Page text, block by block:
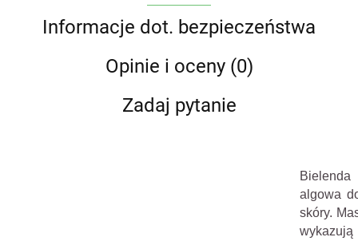
Informacje dot. bezpieczeństwa
Opinie i oceny (0)
Zadaj pytanie
Bielenda
algowa
skóry.